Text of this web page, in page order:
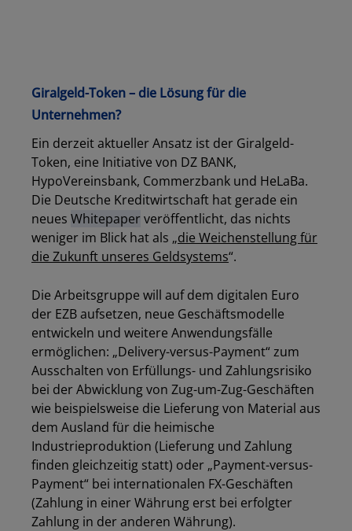
Giralgeld-Token – die Lösung für die
Unternehmen?
Ein derzeit aktueller Ansatz ist der Giralgeld-
Token, eine Initiative von DZ BANK,
HypoVereinsbank, Commerzbank und HeLaBa.
Die Deutsche Kreditwirtschaft hat gerade ein
neues Whitepaperveröffentlicht, das nichts
weniger im Blick hat als „die Weichenstellung für
die Zukunft unseres Geldsystems“.
Die Arbeitsgruppe will auf dem digitalen Euro
der EZB aufsetzen, neue Geschäftsmodelle
entwickeln und weitere Anwendungsfälle
ermöglichen: „Delivery-versus-Payment“ zum
Ausschalten von Erfüllungs- und Zahlungsrisiko
bei der Abwicklung von Zug-um-Zug-Geschäften
wie beispielsweise die Lieferung von Material aus
dem Ausland für die heimische
Industrieproduktion (Lieferung und Zahlung
finden gleichzeitig statt) oder „Payment-versus-
Payment“ bei internationalen FX-Geschäften
(Zahlung in einer Währung erst bei erfolgter
Zahlung in der anderen Währung).